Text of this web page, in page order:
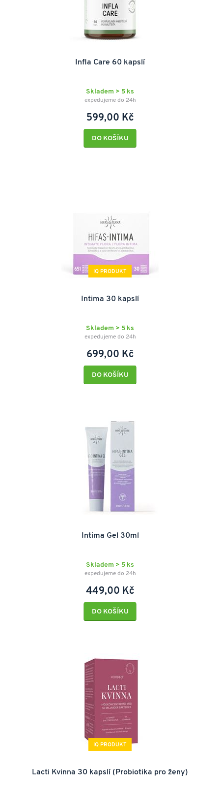
Infla Care 60 kapslí
Skladem > 5 ks
expedujeme do 24h
599,00 Kč
DO KOŠÍKU
IQ PRODUKT
Intima 30 kapslí
Skladem > 5 ks
expedujeme do 24h
699,00 Kč
DO KOŠÍKU
Intima Gel 30ml
Skladem > 5 ks
expedujeme do 24h
449,00 Kč
DO KOŠÍKU
IQ PRODUKT
Lacti Kvinna 30 kapslí (Probiotika pro ženy)